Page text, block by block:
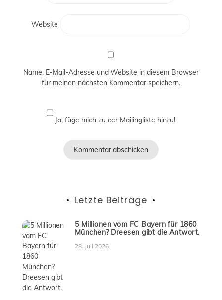
Website
Name, E-Mail-Adresse und Website in diesem Browser
für meinen nächsten Kommentar speichern.
Ja, füge mich zu der Mailingliste hinzu!
Letzte Beiträge
5 Millionen vom FC Bayern für 1860
München? Dreesen gibt die Antwort.
28. Juli 2026